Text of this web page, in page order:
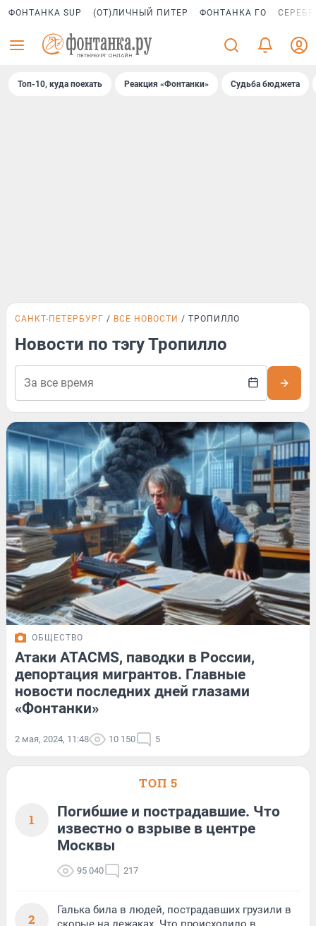
ФОНТАНКА SUP (ОТ)ЛИЧНЫЙ ПИТЕР ФОНТАНКА ГО
Топ-10, куда поехать Реакция «Фонтанки» Судьба бюджета
САНКТ-ПЕТЕРБУРГ ВСЕ НОВОСТИ ТРОПИЛЛО
Новости по тэгу Тропилло
ОБЩЕСТВО
Атаки ATACMS, паводки в России,
депортация мигрантов. Главные
новости последних дней глазами
«Фонтанки»
2 мая, 2024, 11:48 10 150 5
ТОП 5
1
Погибшие и пострадавшие. Что
известно о взрыве в центре
Москвы
95 040 217
2
Галька била в людей, пострадавших грузили в